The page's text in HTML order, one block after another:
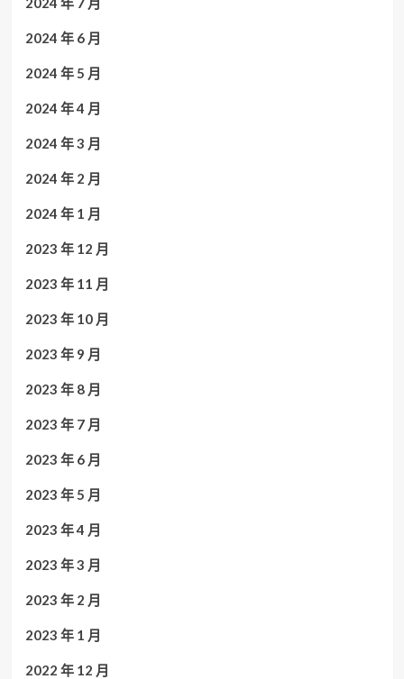
2024 年 6 月
2024 年 5 月
2024 年 4 月
2024 年 3 月
2024 年 2 月
2024 年 1 月
2023 年 12 月
2023 年 11 月
2023 年 10 月
2023 年 9 月
2023 年 8 月
2023 年 7 月
2023 年 6 月
2023 年 5 月
2023 年 4 月
2023 年 3 月
2023 年 2 月
2023 年 1 月
2022 年 12 月